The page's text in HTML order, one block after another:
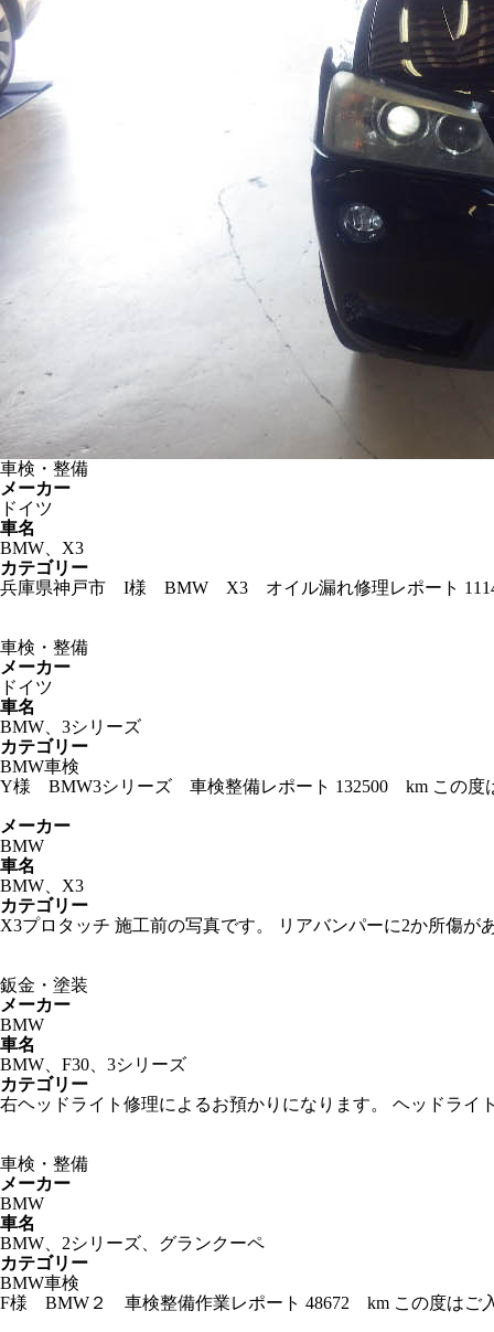
車検・整備
メーカー
ドイツ
車名
BMW、X3
カテゴリー
兵庫県神戸市 I様 BMW X3 オイル漏れ修理レポート
車検・整備
メーカー
ドイツ
車名
BMW、3シリーズ
カテゴリー
BMW車検
Y様 BMW3シリーズ 車検整備レポート 132500 km この度
メーカー
BMW
車名
BMW、X3
カテゴリー
X3プロタッチ 施工前の写真です。 リアバンパーに2か所傷
鈑金・塗装
メーカー
BMW
車名
BMW、F30、3シリーズ
カテゴリー
右ヘッドライト修理によるお預かりになります。 ヘッドラ
車検・整備
メーカー
BMW
車名
BMW、2シリーズ、グランクーペ
カテゴリー
BMW車検
F様 BMW２ 車検整備作業レポート 48672 km この度はご